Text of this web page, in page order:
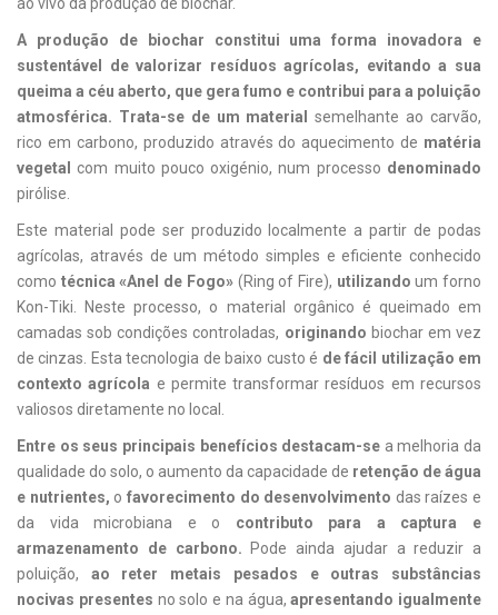
A produção de biochar constitui uma forma inovadora e
sustentável de valorizar resíduos agrícolas, evitando a sua
queima a céu aberto, que gera fumo e contribui para a poluição
atmosférica. Trata-se de um material
semelhante ao carvão,
rico em carbono, produzido através do aquecimento de matéria
vegetal
com muito pouco oxigénio, num processo denominado
pirólise.
Este material pode ser produzido localmente a partir de podas
agrícolas, através de um método simples e eficiente conhecido
como técnica «Anel de Fogo»(Ring of Fire), utilizando um forno
Kon-Tiki. Neste processo, o material orgânico é queimado em
camadas sob condições controladas, originando biochar em vez
de cinzas. Esta tecnologia de baixo custo é de fácil utilização em
contexto agrícola e permite transformar resíduos em recursos
valiosos diretamente no local.
Entre os seus principais benefícios destacam-se a melhoria da
qualidade do solo, o aumento da capacidade de retenção de água
e nutrientes, o favorecimento do desenvolvimento das raízes e
da vida microbiana e o contributo para a captura e
armazenamento de carbono. Pode ainda ajudar a reduzir a
poluição, ao reter metais pesados e outras substâncias
nocivas presentes no solo e na água,apresentando igualmente